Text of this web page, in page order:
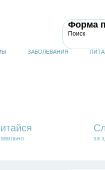
Форма
Поиск
ЗАБОЛЕВАНИЯ
за